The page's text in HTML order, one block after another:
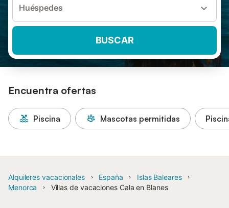
Huéspedes
BUSCAR
Encuentra ofertas
Piscina Mascotas permitidas
Alquileres vacacionales España
Islas Baleares
Menorca
Villas de vacaciones Cala en Blanes